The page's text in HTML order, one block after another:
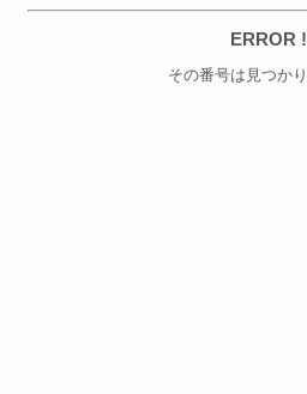
ERROR !
その番号は見つかり